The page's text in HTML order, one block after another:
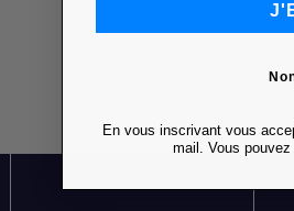
En vous inscrivant vous
mail. Vous